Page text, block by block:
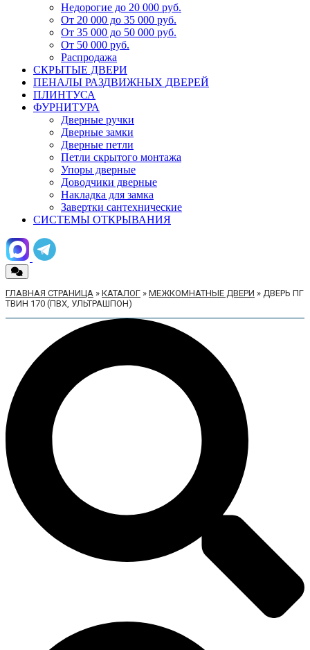
Недорогие до 20 000 руб.
От 20 000 до 35 000 руб.
От 35 000 до 50 000 руб.
От 50 000 руб.
Распродажа
СКРЫТЫЕ ДВЕРИ
ПЕНАЛЫ РАЗДВИЖНЫХ ДВЕРЕЙ
ПЛИНТУСА
ФУРНИТУРА
Дверные ручки
Дверные замки
Дверные петли
Петли скрытого монтажа
Упоры дверные
Доводчики дверные
Накладка для замка
Завертки сантехнические
СИСТЕМЫ ОТКРЫВАНИЯ
ГЛАВНАЯ СТРАНИЦА » КАТАЛОГ » МЕЖКОМНАТНЫЕ ДВЕРИ » ДВЕРЬ ПГ
ТВИН 170 (ПВХ, УЛЬТРАШПОН)